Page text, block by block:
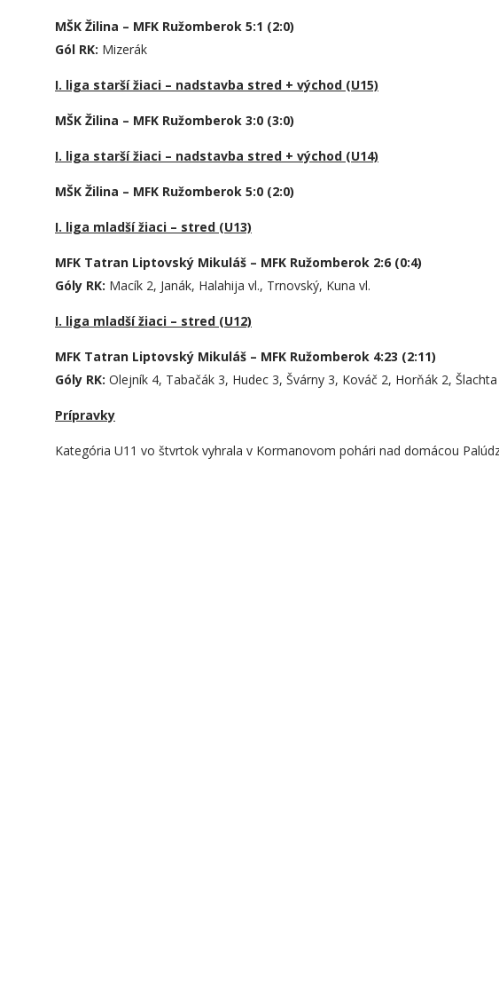
MŠK Žilina – MFK Ružomberok 5:1 (2:0)
Gól RK: Mizerák
I. liga starší žiaci – nadstavba stred + východ (U15)
MŠK Žilina – MFK Ružomberok 3:0 (3:0)
I. liga starší žiaci – nadstavba stred + východ (U14)
MŠK Žilina – MFK Ružomberok 5:0 (2:0)
I. liga mladší žiaci – stred (U13)
MFK Tatran Liptovský Mikuláš – MFK Ružomberok 2:6 (0:4)
Góly RK: Macík 2, Janák, Halahija vl., Trnovský, Kuna vl.
I. liga mladší žiaci – stred (U12)
MFK Tatran Liptovský Mikuláš – MFK Ružomberok 4:23 (2:11)
Góly RK: Olejník 4, Tabačák 3, Hudec 3, Švárny 3, Kováč 2, Horňák 2,
Prípravky
Kategória U11 vo štvrtok vyhrala v Kormanovom pohári nad domácou